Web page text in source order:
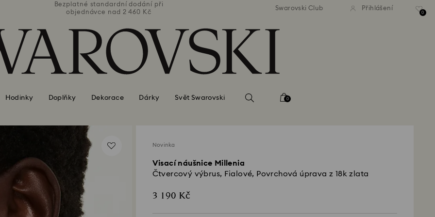
Bezplatné standardní dodání při
objednávce nad 2 460 Kč
Bezplatné standardní dodání při
objednávce nad 2 460 Kč
Bezplatné standardní
objednávce nad 2 460
Swarovski Club Přihlášení
0
Hodinky Doplňky Dekorace Dárky Svět Swarovski 0
Novinka
Visací náušnice Millenia
Čtvercový výbrus, Fialové, Povrchová úprava z 18k zlata
3 190 Kč